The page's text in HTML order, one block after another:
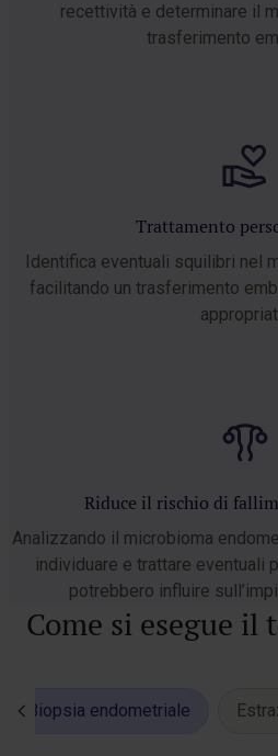
recettività e determinare il
trasferimento
Trattamento
Identifica eventuali squilibri nel
facilitando un trasferimento
Riduce il rischio di
Analizzando il microbioma
individuare e trattare eventuali
potrebbero influire
Come si esegue il
Biopsia endometriale